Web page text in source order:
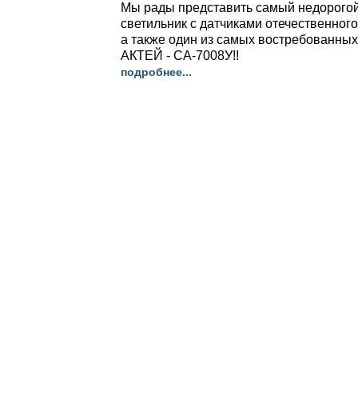
Мы рады представить самый
светильник с датчиками
а также один из самых
АКТЕЙ - СА-7008У!!
подробнее...